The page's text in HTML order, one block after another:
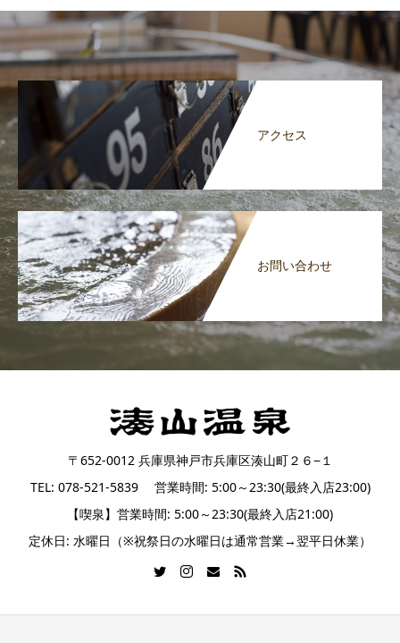
アクセス
お問い合わせ
〒652-0012 兵庫県神戸市兵庫区湊山町２６−１
TEL: 078-521-5839 営業時間: 5:00～23:30(最終入店23:00)
【喫泉】営業時間: 5:00～23:30(最終入店21:00)
定休日: 水曜日（※祝祭日の水曜日は通常営業→翌平日休業）